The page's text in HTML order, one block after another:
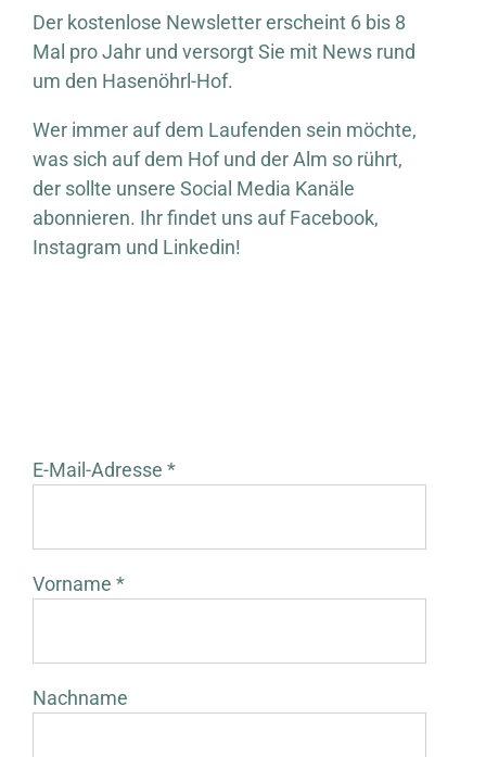
Der kostenlose Newsletter erscheint 6 bis 8
Mal pro Jahr und versorgt Sie mit News rund
um den Hasenöhrl-Hof.
Wer immer auf dem Laufenden sein möchte,
was sich auf dem Hof und der Alm so rührt,
der sollte unsere Social Media Kanäle
abonnieren. Ihr findet uns auf Facebook,
Instagram und Linkedin!
E-Mail-Adresse *
Vorname *
Nachname